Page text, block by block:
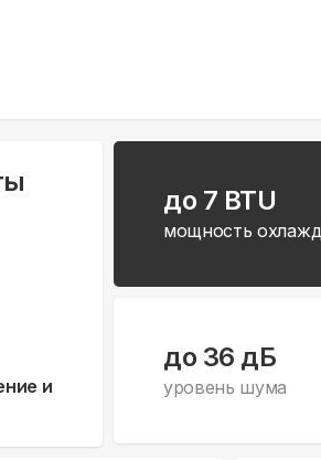
и
до 7 BTU
мощность
до 36 дБ
уровень шума